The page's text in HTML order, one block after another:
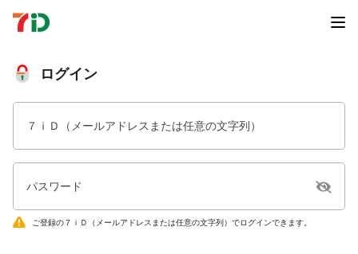
ログイン
７ｉＤ（メールアドレスまたは任意の文字列）
パスワード
ご登録の７ｉＤ（メールアドレスまたは任意の文字列）でログインできます。